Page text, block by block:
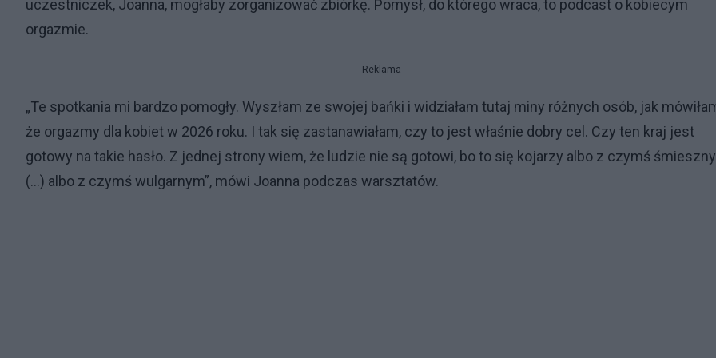
uczestniczek, Joanna, mogłaby zorganizować zbiórkę. Pomysł, do którego wraca, to podcast o kobiecym
orgazmie.
Reklama
„Te spotkania mi bardzo pomogły. Wyszłam ze swojej bańki i widziałam tutaj miny różnych osób, jak
że orgazmy dla kobiet w 2026 roku. I tak się zastanawiałam, czy to jest właśnie dobry cel. Czy ten kraj jest
gotowy na takie hasło. Z jednej strony wiem, że ludzie nie są gotowi, bo to się kojarzy albo z czymś
(...) albo z czymś wulgarnym”, mówi Joanna podczas warsztatów.